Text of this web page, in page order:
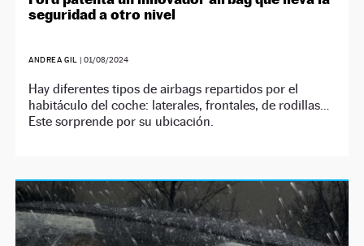
seguridad a otro nivel
ANDREA GIL | 01/08/2024
Hay diferentes tipos de airbags repartidos por el
habitáculo del coche: laterales, frontales, de rodillas…
Este sorprende por su ubicación.